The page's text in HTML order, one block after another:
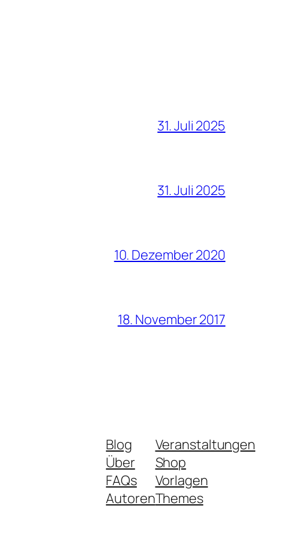
31. Juli 2025
31. Juli 2025
10. Dezember 2020
18. November 2017
Blog
Über
FAQs
Autoren
Veranstaltungen
Shop
Vorlagen
Themes